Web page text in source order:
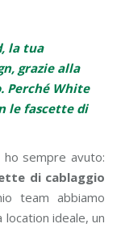
la tua
grazie alla
Perché White
le fascette di
ho sempre avuto:
di cablaggio
team abbiamo
location ideale, un